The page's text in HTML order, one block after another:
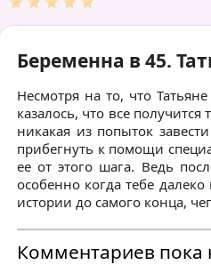
Беременна в 45.
Несмотря на то, что
казалось, что все
никакая из попыток
прибегнуть к помощи
ее от этого шага. Ведь
особенно когда тебе
истории до самого конца,
Комментариев пока